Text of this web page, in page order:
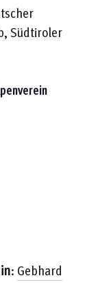
Südtiroler
: Gebhard